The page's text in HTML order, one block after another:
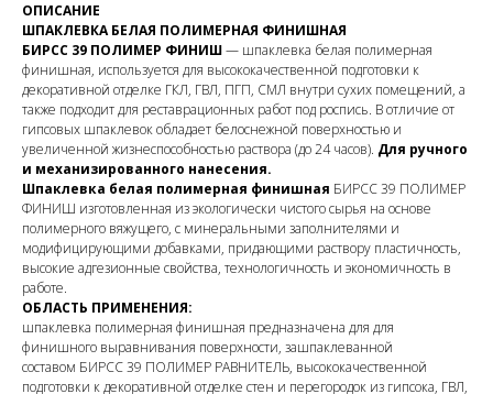
ОПИСАНИЕ
ШПАКЛЕВКА БЕЛАЯ ПОЛИМЕРНАЯ ФИНИШНАЯ
БИРСС 39 ПОЛИМЕР ФИНИШ— шпаклевка белая полимерная
финишная, используется для высококачественной подготовки к
декоративной отделке ГКЛ, ГВЛ, ПГП, СМЛ внутри сухих помещений, а
также подходит для реставрационных работ под роспись. В отличие от
гипсовых шпаклевок обладает белоснежной поверхностью и
увеличенной жизнеспособностью раствора (до 24 часов). Для ручного
и механизированного нанесения.
Шпаклевка белая полимерная финишная БИРСС 39 ПОЛИМЕР
ФИНИШ изготовленная из экологически чистого сырья на основе
полимерного вяжущего, с минеральными заполнителями и
модифицирующими добавками, придающими раствору пластичность,
высокие адгезионные свойства, технологичность и экономичность в
работе.
ОБЛАСТЬ ПРИМЕНЕНИЯ:
шпаклевка полимерная финишная предназначена для для
финишного выравнивания поверхности, зашпаклеванной
составом БИРСС 39 ПОЛИМЕР РАВНИТЕЛЬ, высококачественной
подготовки к декоративной отделке стен и перегородок из гипсока, ГВЛ,